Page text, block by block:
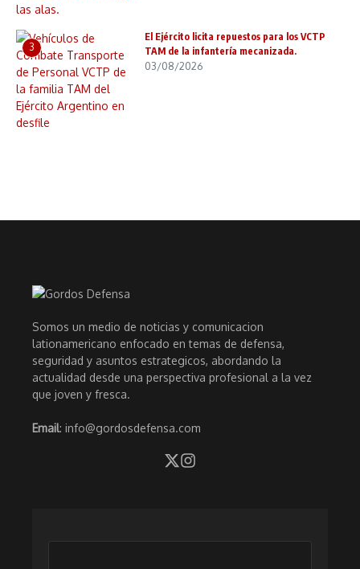
3
El Ejército licita repuestos para los VCTP
TAM de la infantería mecanizada.
03/08/2026
Somos un medio de noticias y comunicacion
lationamericano enfocado en temas de defensa,
seguridad y asuntos estrategicos, abordando la
actualidad desde una perspectiva profesional a la vez
que joven y fresca.
Email: info@gordosdefensa.com